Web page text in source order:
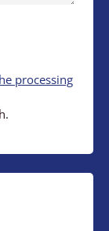
processing